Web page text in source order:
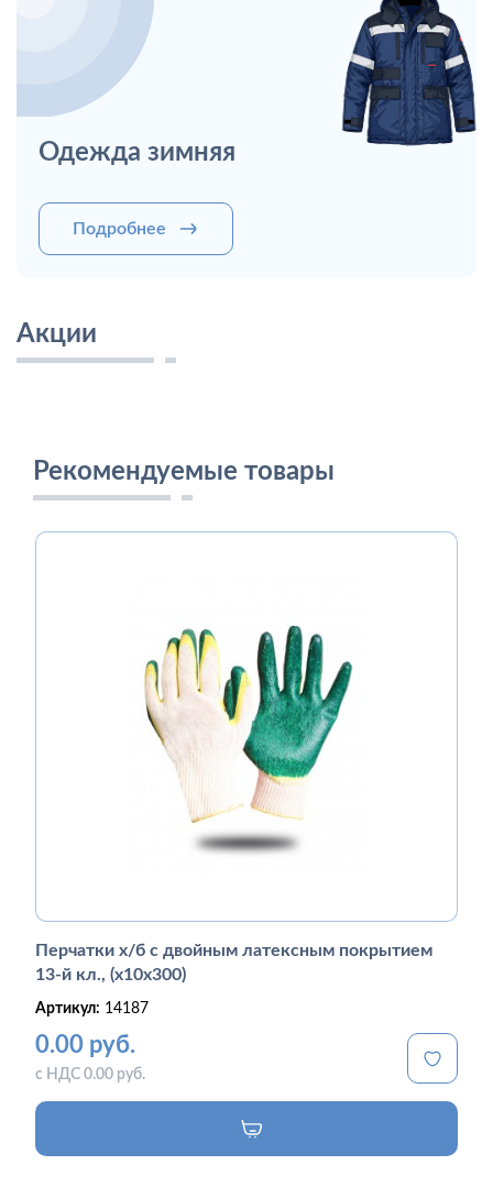
Одежда зимняя
Подробнее
Акции
Рекомендуемые товары
Перчатки х/б с двойным латексным покрытием
13-й кл., (х10х300)
Артикул: 14187
0.00 руб.
с НДС 0.00 руб.